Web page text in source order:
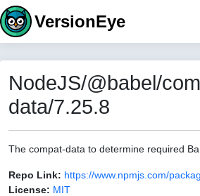
VersionEye
NodeJS/@babel/
data/7.25.8
The compat-data to determine required
Repo Link: https://www.npmjs.com/
License: MIT